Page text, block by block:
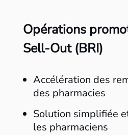
Opérations
Sell-Out (BRI)
Accélération des
des pharmacies
Solution simplifiée
les pharmaciens